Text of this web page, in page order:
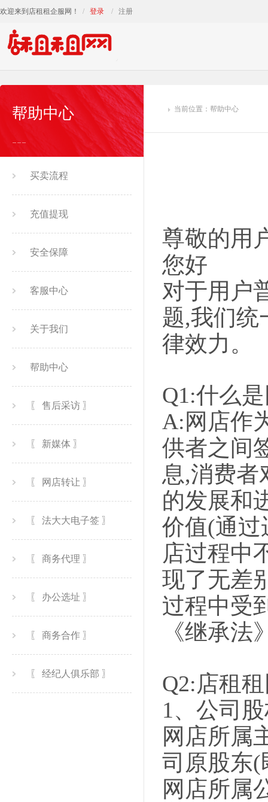
欢迎来到店租租企服网！ 登录 注册
帮助中心
买卖流程
充值提现
安全保障
客服中心
关于我们
帮助中心
〖 售后采访 〗
〖 新媒体 〗
〖 网店转让 〗
〖 法大大电子签 〗
〖 商务代理 〗
〖 办公选址 〗
〖 商务合作 〗
〖 经纪人俱乐部 〗
当前位置：帮助中心
尊敬的用
您好
对于用户
题,我们统
律效力。
Q1:什么
A:网店作
供者之间
息,消费者
的发展和
价值(通过
店过程中
现了无差
过程中受
《继承
Q2:店租
1、公司
网店所属
司原股东(
网店所属